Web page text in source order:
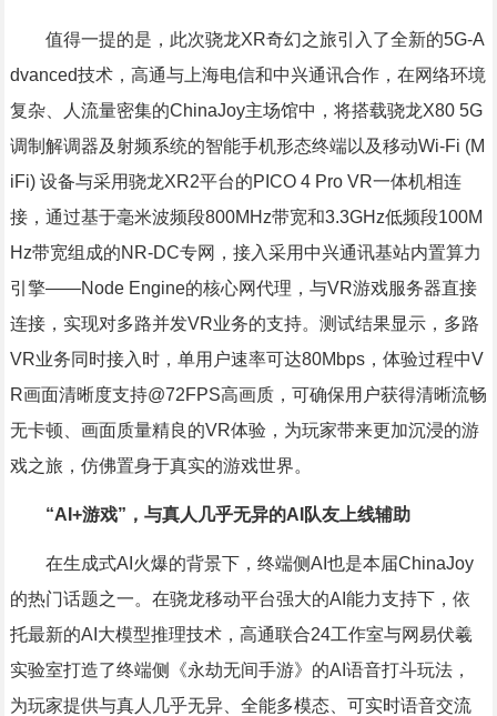
值得一提的是，此次骁龙XR奇幻之旅引入了全新的5G-A
dvanced技术，高通与上海电信和中兴通讯合作，在网络环境
复杂、人流量密集的ChinaJoy主场馆中，将搭载骁龙X80 5G
调制解调器及射频系统的智能手机形态终端以及移动Wi-Fi (M
iFi) 设备与采用骁龙XR2平台的PICO 4 Pro VR一体机相连
接，通过基于毫米波频段800MHz带宽和3.3GHz低频段100M
Hz带宽组成的NR-DC专网，接入采用中兴通讯基站内置算力
引擎——Node Engine的核心网代理，与VR游戏服务器直接
连接，实现对多路并发VR业务的支持。测试结果显示，多路
VR业务同时接入时，单用户速率可达80Mbps，体验过程中V
R画面清晰度支持@72FPS高画质，可确保用户获得清晰流畅
无卡顿、画面质量精良的VR体验，为玩家带来更加沉浸的游
戏之旅，仿佛置身于真实的游戏世界。
“AI+游戏”，与真人几乎无异的AI队友上线辅助
在生成式AI火爆的背景下，终端侧AI也是本届ChinaJoy
的热门话题之一。在骁龙移动平台强大的AI能力支持下，依
托最新的AI大模型推理技术，高通联合24工作室与网易伏羲
实验室打造了终端侧《永劫无间手游》的AI语音打斗玩法，
为玩家提供与真人几乎无异、全能多模态、可实时语音交流